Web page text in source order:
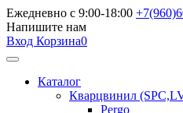
Ежедневно с 9:00-18:00
Напишите нам
Вход Корзина0
Каталог
Кварцвинил
Pergo